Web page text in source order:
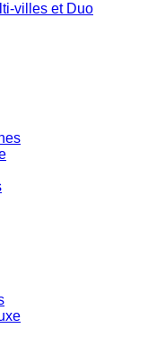
villes et Duo